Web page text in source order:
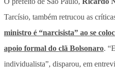
Tarcísio, também retrucou as
ministro é “narcisista” ao se
apoio formal do clã Bolsonaro.
individualista”, disparou, em